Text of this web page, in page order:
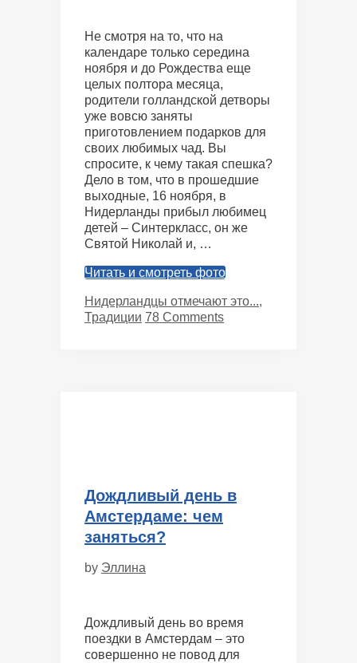
Не смотря на то, что на
календаре только середина
ноября и до Рождества еще
целых полтора месяца,
родители голландской детворы
уже вовсю заняты
приготовлением подарков для
своих любимых чад. Вы
спросите, к чему такая спешка?
Дело в том, что в прошедшие
выходные, 16 ноября, в
Нидерланды прибыл любимец
детей – Синтеркласс, он же
Святой Николай и, …
Читать и смотреть фото
Categories
Нидерландцы отмечают это...,
Традиции 78 Comments
Дождливый день в
Амстердаме: чем
заняться?
by Эллина
Дождливый день во время
поездки в Амстердам – это
совершенно не повод для